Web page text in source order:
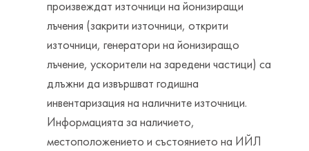
произвеждат източници на йонизиращи
лъчения (закрити източници, открити
източници, генератори на йонизиращо
лъчение, ускорители на заредени частици) са
длъжни да извършват годишна
инвентаризация на наличните източници.
Информацията за наличието,
местоположението и състоянието на ИЙЛ